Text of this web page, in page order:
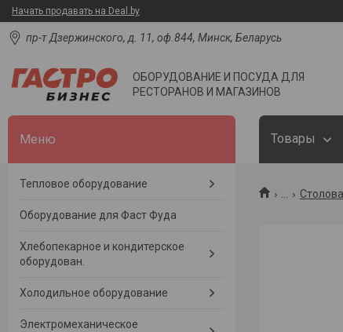
Начать продавать на Deal.by
пр-т Дзержинского, д. 11, оф.844, Минск, Беларусь
ОБОРУДОВАНИЕ И ПОСУДА ДЛЯ
РЕСТОРАНОВ И МАГАЗИНОВ
Товары
...
Тепловое оборудование
Оборудование для Фаст Фуда
Хлебопекарное и кондитерское
оборудован.
Холодильное оборудование
Электромеханическое